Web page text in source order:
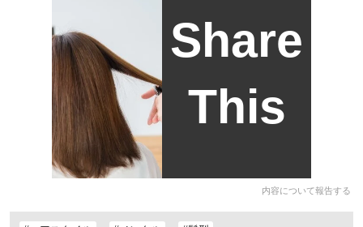
Share
This
内容について報告する